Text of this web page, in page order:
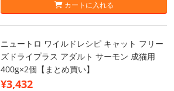
カートに入れる
ニュートロ ワイルドレシピ キャット フリー
ズドライプラス アダルト サーモン 成猫用
400g×2個【まとめ買い】
¥3,432